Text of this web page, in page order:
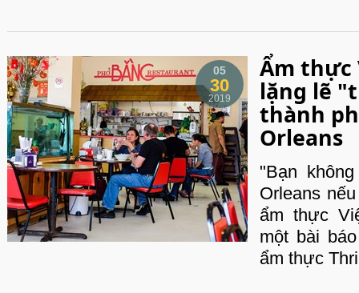
05
30
2019
Ẩm thực
lặng lẽ
thành
Orleans
"Bạn
Orleans
ẩm thực
một bài
ẩm thực